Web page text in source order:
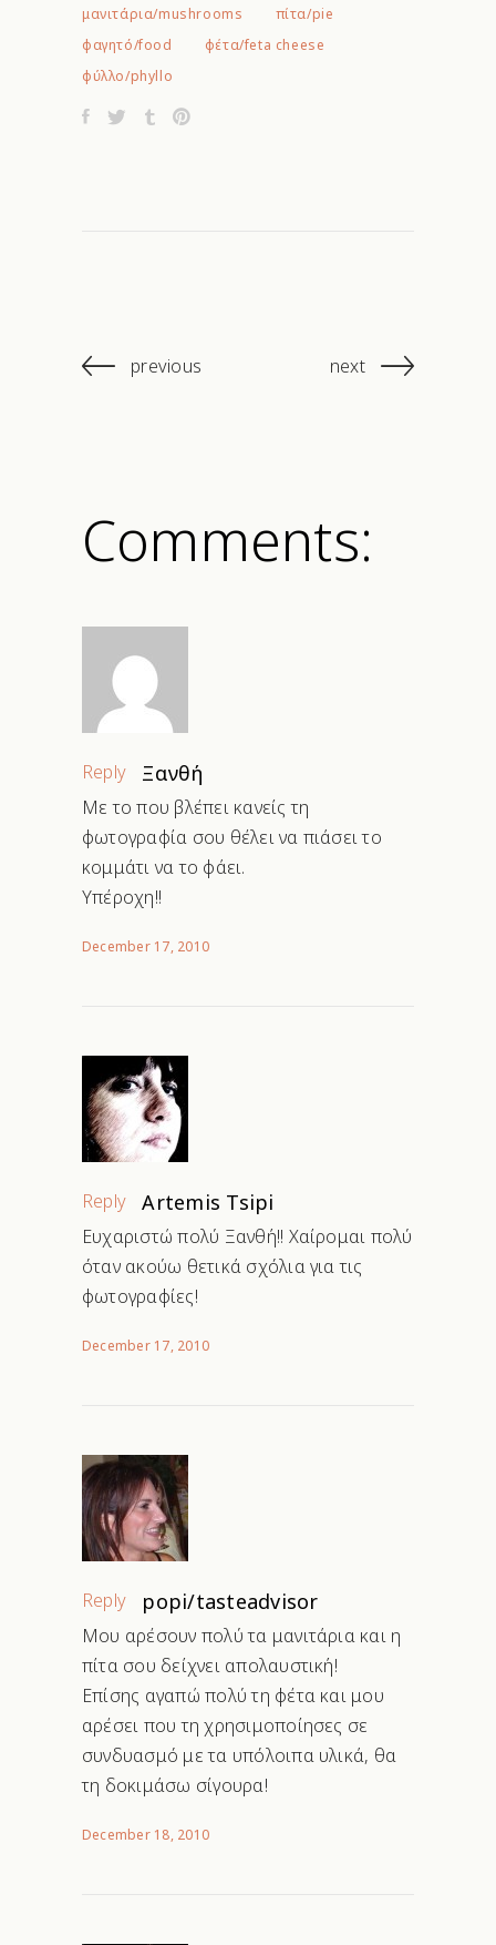
μανιτάρια/mushrooms
πίτα/pie
φαγητό/food
φέτα/feta cheese
φύλλο/phyllo
previous next
Comments:
Reply Ξανθή
Με το που βλέπει κανείς τη
φωτογραφία σου θέλει να πιάσει το
κομμάτι να το φάει.
Υπέροχη!!
December 17, 2010
Reply Artemis Tsipi
Ευχαριστώ πολύ Ξανθή!! Χαίρομαι πολύ
όταν ακούω θετικά σχόλια για τις
φωτογραφίες!
December 17, 2010
Reply popi/tasteadvisor
Μου αρέσουν πολύ τα μανιτάρια και η
πίτα σου δείχνει απολαυστική!
Επίσης αγαπώ πολύ τη φέτα και μου
αρέσει που τη χρησιμοποίησες σε
συνδυασμό με τα υπόλοιπα υλικά, θα
τη δοκιμάσω σίγουρα!
December 18, 2010